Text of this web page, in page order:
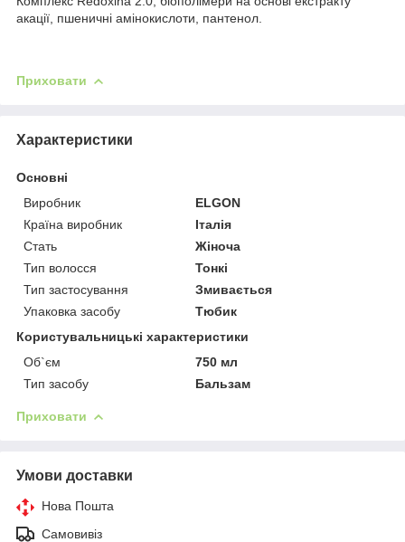
акації, пшеничні амінокислоти, пантенол.
Приховати
Характеристики
Основні
Виробник
ELGON
Країна виробник
Італія
Стать
Жіноча
Тип волосся
Тонкі
Тип застосування
Змивається
Упаковка засобу
Тюбик
Користувальницькі характеристики
Об`єм
750 мл
Тип засобу
Бальзам
Приховати
Умови доставки
Нова Пошта
Самовивіз